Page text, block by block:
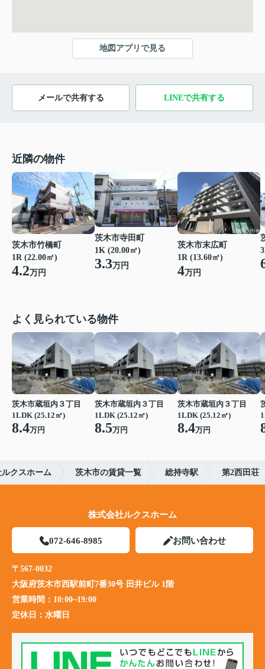
地図アプリで見る
メールで共有する LINEで共有する
近隣の物件
茨木市竹橋町
1R (22.00㎡)
4.2万円
茨木市寺田町
1K (20.00㎡)
3.3万円
茨木市末広町
1R (13.60㎡)
4万円
よく見られている物件
茨木市蔵垣内３丁目
1LDK (25.12㎡)
8.4万円
茨木市蔵垣内３丁目
1LDK (25.12㎡)
8.5万円
茨木市蔵垣内３丁目
1LDK (25.12㎡)
8.4万円
クスホーム 茨木市の賃貸一覧 総持寺駅 第2西田荘
株式会社ルクスホーム
072-646-8985 お問い合わせ
〒567-0032
大阪府茨木市西駅前町7番30号 田井ビル 1階
営業時間： 10:00~19:00
定休日： 水曜日